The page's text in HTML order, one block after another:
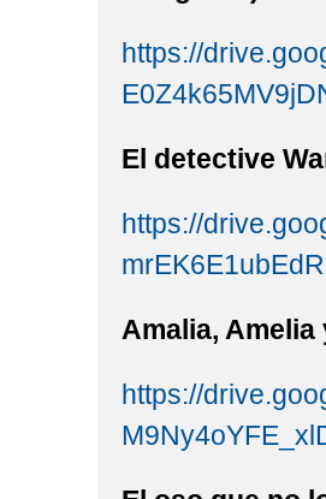
https://
El
https://
Amalia,
https://